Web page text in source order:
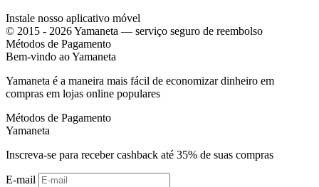
Instale nosso aplicativo móvel
© 2015 - 2026 Yamaneta — serviço seguro de reembolso
Métodos de Pagamento
Bem-vindo aoYamaneta
Yamaneta é a maneira mais fácil de economizar dinheiro em
compras em lojas online populares
Métodos de Pagamento
Yamaneta
Inscreva-se para receber cashback até 35% de suas compras
E-mail